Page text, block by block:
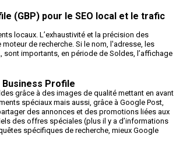
(GBP) pour le SEO local et le trafic
locaux. L’exhaustivité et la précision des
de recherche. Si le nom, l'adresse, les
., sont importants, en période de Soldes, l’affichage
Profile
grâce à des images de qualité mettant en avant
spéciaux mais aussi, grâce à Google Post,
des annonces et des promotions liées aux
des offres spéciales (plus il y a d’informations
spécifiques de recherche, mieux Google